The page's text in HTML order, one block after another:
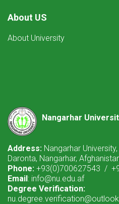
About US
About University
Nangarhar
Address: Nangarhar
Daronta, Nangarhar,
Phone: +93(0)700627543 /
Email: info@nu.edu.af
Degree Verification: